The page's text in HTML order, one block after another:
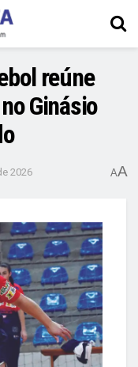
reúne
Ginásio
2026 AA